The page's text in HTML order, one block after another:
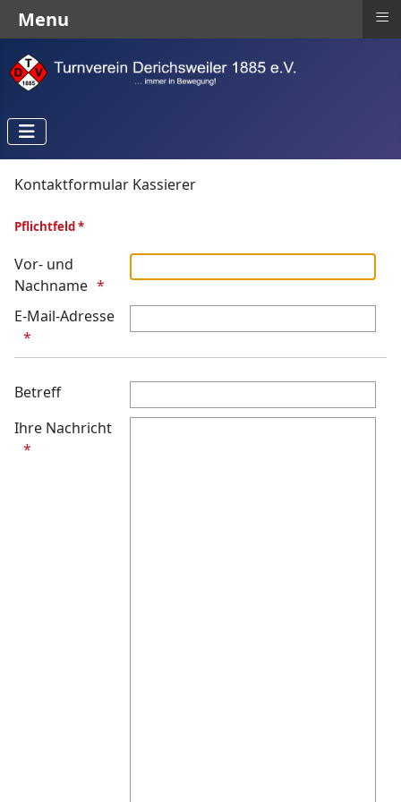
Kontaktformular Kassierer
Pflichtfeld *
Vor- und
Nachname
E-Mail-Adresse
Betreff
Ihre Nachricht
Menu ≡